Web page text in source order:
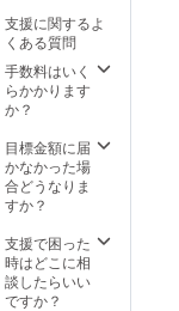
支援に関するよ
くある質問
手数料はいく
らかかります
か？
目標金額に届
かなかった場
合どうなりま
すか？
支援で困った
時はどこに相
談したらいい
ですか？